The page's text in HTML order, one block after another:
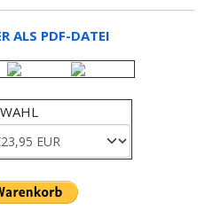
ALS PDF-DATEI